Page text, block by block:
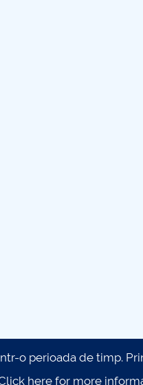
o perioada de timp.
here for more